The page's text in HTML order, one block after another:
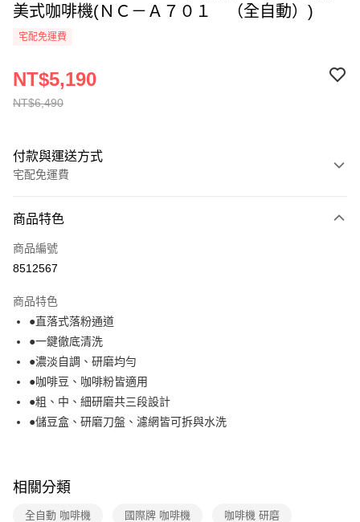
美式咖啡機(ＮＣ－Ａ７０１ （全自動）)
宅配免運費
NT$6,490
NT$5,190
付款與運送方式
宅配免運費
全家線上支付
運送方式
本島宅配-活動商品
免運費
離島宅配-常溫商品
免運費
商品特色
商品編號
8512567
商品特色
●直落式落粉通道
●一鍵徹底清洗
●濃淡自調、研磨均勻
●咖啡豆、咖啡粉皆適用
●粗、中、細研磨共三段設計
●儲豆盒、研磨刀盤、濾網皆可拆與水洗
相關分類
全自動 咖啡機 國際牌 咖啡機 咖啡機 研磨